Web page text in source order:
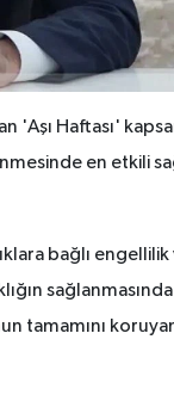
Haftası'
en etkili
bağlı
tamamını